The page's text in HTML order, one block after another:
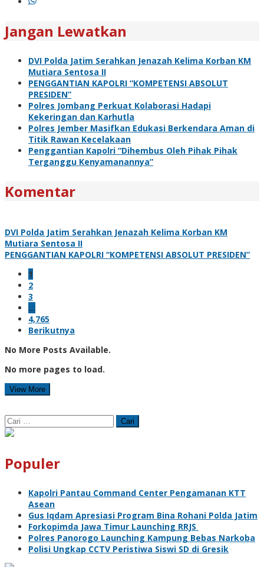
Jangan Lewatkan
DVI Polda Jatim Serahkan Jenazah Kelima Korban KM
Mutiara Sentosa II
PENGGANTIAN KAPOLRI “KOMPETENSI ABSOLUT
PRESIDEN”
Polres Jombang Perkuat Kolaborasi Hadapi
Kekeringan dan Karhutla
Polres Jember Masifkan Edukasi Berkendara Aman di
Titik Rawan Kecelakaan
Penggantian Kapolri “Dihembus Oleh Pihak Pihak
Terganggu Kenyamanannya”
Komentar
DVI Polda Jatim Serahkan Jenazah Kelima Korban KM
Mutiara Sentosa II
PENGGANTIAN KAPOLRI “KOMPETENSI ABSOLUT PRESIDEN”
1
2
3
…
4,765
Berikutnya
No More Posts Available.
No more pages to load.
View More
Cari
untuk:
Populer
Kapolri Pantau Command Center Pengamanan KTT
Asean
Gus Iqdam Apresiasi Program Bina Rohani Polda Jatim
Forkopimda Jawa Timur Launching RRJS
Polres Panorogo Launching Kampung Bebas Narkoba
Polisi Ungkap CCTV Peristiwa Siswi SD di Gresik